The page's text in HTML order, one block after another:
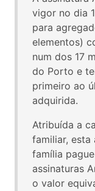
vigor no dia
para
elementos)
num dos 17
do Porto e
primeiro ao
adquirida.
Atribuída a
familiar, esta
família
assinaturas
o valor